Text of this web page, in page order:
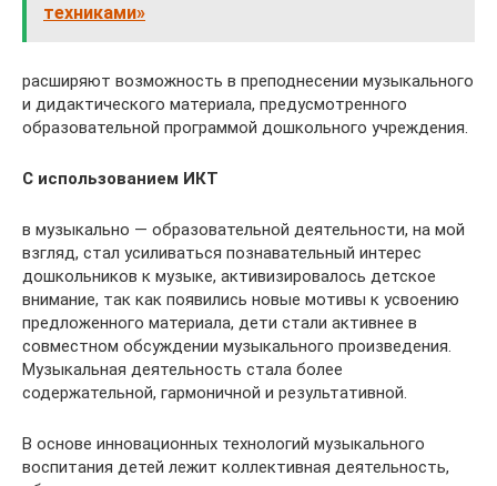
техниками»
расширяют возможность в преподнесении музыкального
и дидактического материала, предусмотренного
образовательной программой дошкольного учреждения.
С использованием ИКТ
в музыкально — образовательной деятельности, на мой
взгляд, стал усиливаться познавательный интерес
дошкольников к музыке, активизировалось детское
внимание, так как появились новые мотивы к усвоению
предложенного материала, дети стали активнее в
совместном обсуждении музыкального произведения.
Музыкальная деятельность стала более
содержательной, гармоничной и результативной.
В основе инновационных технологий музыкального
воспитания детей лежит коллективная деятельность,